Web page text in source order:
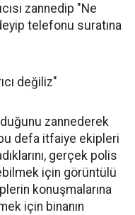
zannedip "Ne
telefonu suratına
değiliz"
zannederek
defa itfaiye ekipleri
gerçek polis
için görüntülü
konuşmalarına
için binanın